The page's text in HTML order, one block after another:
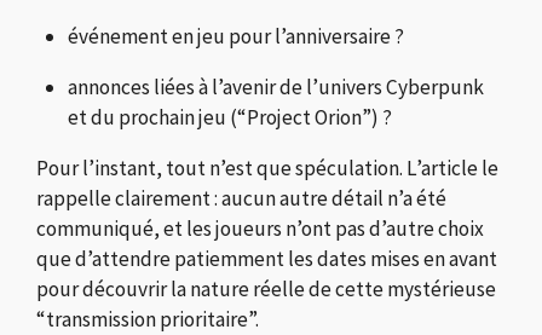
événement en jeu pour l’anniversaire ?
annonces liées à l’avenir de l’univers Cyberpunk
et du prochain jeu (“Project Orion”) ?
Pour l’instant, tout n’est que spéculation. L’article le
rappelle clairement : aucun autre détail n’a été
communiqué, et les joueurs n’ont pas d’autre choix
que d’attendre patiemment les dates mises en avant
pour découvrir la nature réelle de cette mystérieuse
“transmission prioritaire”.